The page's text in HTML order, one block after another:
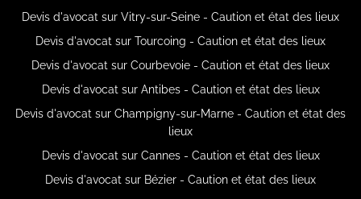
Devis d'avocat sur Vitry-sur-Seine - Caution et état des lieux
Devis d'avocat sur Tourcoing - Caution et état des lieux
Devis d'avocat sur Courbevoie - Caution et état des lieux
Devis d'avocat sur Antibes - Caution et état des lieux
Devis d'avocat sur Champigny-sur-Marne - Caution et état des
lieux
Devis d'avocat sur Cannes - Caution et état des lieux
Devis d'avocat sur Bézier - Caution et état des lieux